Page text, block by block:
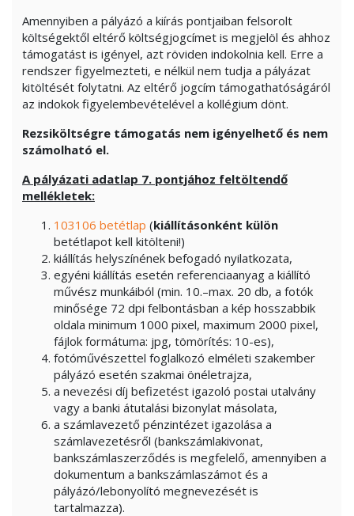
Amennyiben a pályázó a kiírás pontjaiban felsorolt
költségektől eltérő költségjogcímet is megjelöl és ahhoz
támogatást is igényel, azt röviden indokolnia kell. Erre a
rendszer figyelmezteti, e nélkül nem tudja a pályázat
kitöltését folytatni. Az eltérő jogcím támogathatóságáról
az indokok figyelembevételével a kollégium dönt.
Rezsiköltségre támogatás nem igényelhető és nem
számolható el.
A pályázati adatlap 7. pontjához feltöltendő
mellékletek:
103106 betétlap (kiállításonként külön
betétlapot kell kitölteni!)
kiállítás helyszínének befogadó nyilatkozata,
egyéni kiállítás esetén referenciaanyag a kiállító
művész munkáiból (min. 10.–max. 20 db, a fotók
minősége 72 dpi felbontásban a kép hosszabbik
oldala minimum 1000 pixel, maximum 2000 pixel,
fájlok formátuma: jpg, tömörítés: 10-es),
fotóművészettel foglalkozó elméleti szakember
pályázó esetén szakmai önéletrajza,
a nevezési díj befizetést igazoló postai utalvány
vagy a banki átutalási bizonylat másolata,
a számlavezető pénzintézet igazolása a
számlavezetésről (bankszámlakivonat,
bankszámlaszerződés is megfelelő, amennyiben a
dokumentum a bankszámlaszámot és a
pályázó/lebonyolító megnevezését is
tartalmazza).